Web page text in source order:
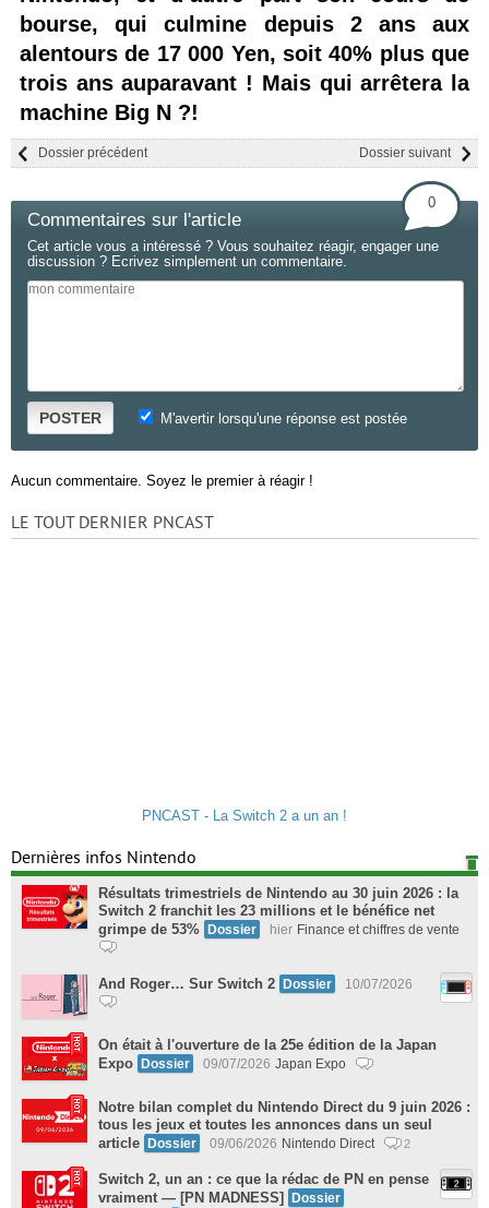
bourse, qui culmine depuis 2 ans aux
alentours de 17 000 Yen, soit 40% plus que
trois ans auparavant ! Mais qui arrêtera la
machine Big N ?!
Dossier suivant
Dossier précédent
Commentaires sur l'article
0
Cet article vous a intéressé ? Vous souhaitez réagir, engager une
discussion ? Ecrivez simplement un commentaire.
POSTER M'avertir lorsqu'une réponse est postée
Aucun commentaire. Soyez le premier à réagir !
LE TOUT DERNIER PNCAST
PNCAST - La Switch 2 a un an !
Dernières infos Nintendo
Résultats trimestriels de Nintendo au 30 juin 2026 : la
Switch 2 franchit les 23 millions et le bénéfice net
grimpe de 53% Dossier hier Finance et chiffres de vente
And Roger… Sur Switch 2 Dossier 10/07/2026
On était à l'ouverture de la 25e édition de la Japan
Expo Dossier 09/07/2026 Japan Expo
Notre bilan complet du Nintendo Direct du 9 juin 2026 :
tous les jeux et toutes les annonces dans un seul
article Dossier 09/06/2026 Nintendo Direct 2
Switch 2, un an : ce que la rédac de PN en pense
vraiment — [PN MADNESS]
Dossier